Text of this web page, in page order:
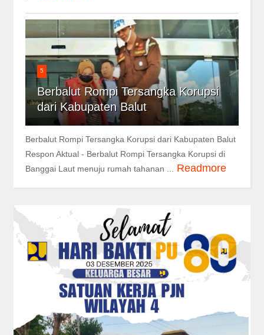
5
Berbalut Rompi Tersangka Korupsi
dari Kabupaten Balut
Berbalut Rompi Tersangka Korupsi dari Kabupaten Balut
Respon Aktual - Berbalut Rompi Tersangka Korupsi di
Banggai Laut menuju rumah tahanan ...
Readmore